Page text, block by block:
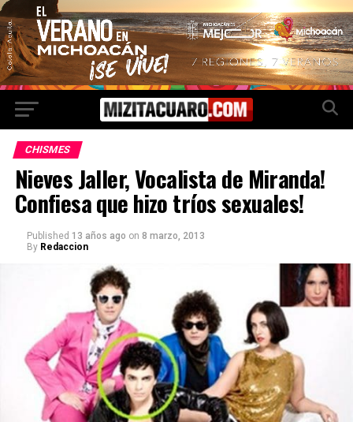
CHISMES
Nieves Jaller, Vocalista de Miranda!
Confiesa que hizo tríos sexuales!
Published 13 años ago on 8 marzo, 2013
By Redaccion